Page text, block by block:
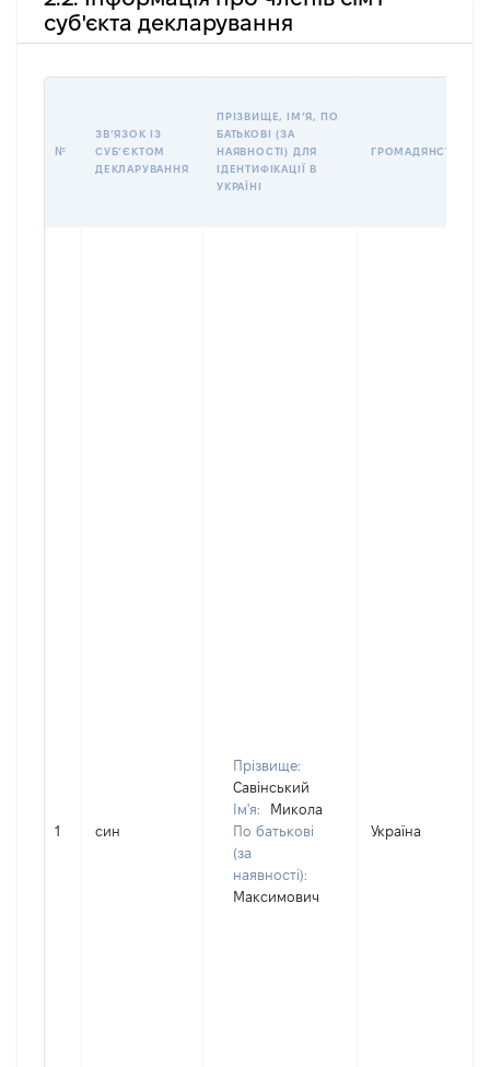
суб'єкта декларування
№
ЗВʼЯЗОК ІЗ
СУБʼЄКТОМ
ДЕКЛАРУВАННЯ
ПРІЗВИЩЕ, ІМʼЯ, ПО
БАТЬКОВІ (ЗА
НАЯВНОСТІ) ДЛЯ
ІДЕНТИФІКАЦІЇ В
УКРАЇНІ
ГРОМАДЯНСТВО
1 син
Прізвище:
Савінський
Ім'я:
Микола
По батькові
(за
наявності):
Максимович
Україна